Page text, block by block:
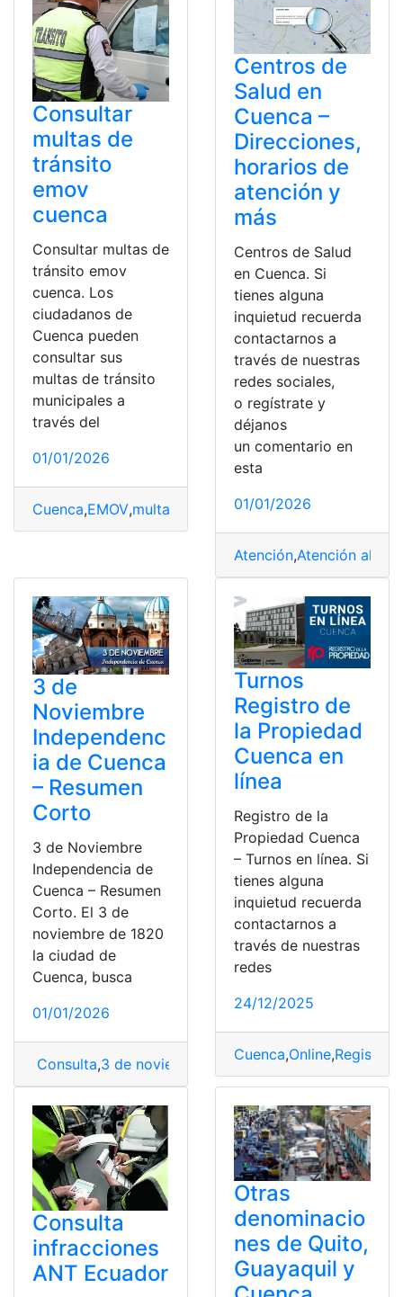
Consultar
multas de
tránsito
emov
cuenca
Consultar multas de
tránsito emov
cuenca. Los
ciudadanos de
Cuenca pueden
consultar sus
multas de tránsito
municipales a
través del
01/01/2026
Cuenca,EMOV,multas Multas de Tránsito,
Centros de
Salud en
Cuenca –
Direcciones,
horarios de
atención y
más
Centros de Salud
en Cuenca. Si
tienes alguna
inquietud recuerda
contactarnos a
través de nuestras
redes sociales,
o regístrate y
déjanos
un comentario en
esta
01/01/2026
Atención,Atención al
3 de
Noviembre
Independenc
ia de Cuenca
– Resumen
Corto
3 de Noviembre
Independencia de
Cuenca – Resumen
Corto. El 3 de
noviembre de 1820
la ciudad de
Cuenca, busca
01/01/2026
Consulta,3 de noviembre 1820,Independencia,
Turnos
Registro de
la Propiedad
Cuenca en
línea
Registro de la
Propiedad Cuenca
– Turnos en línea. Si
tienes alguna
inquietud recuerda
contactarnos a
través de nuestras
redes
24/12/2025
Cuenca,Online,Registro
Consulta
infracciones
ANT Ecuador
Otras
denominacio
nes de Quito,
Guayaquil y